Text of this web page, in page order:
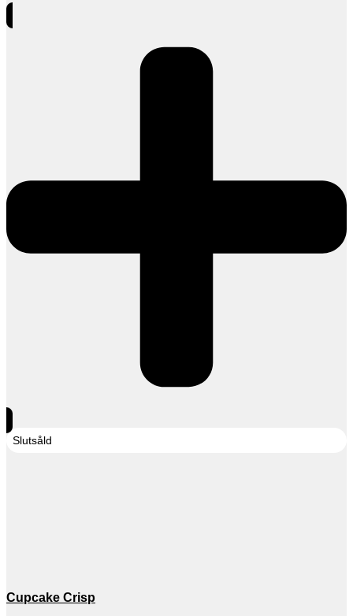
Slutsåld
Cupcake Crisp